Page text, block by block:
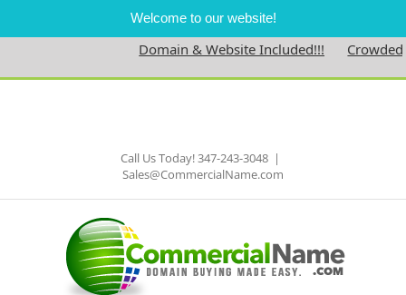
Welcome to our website!
Domain & Website Included!!!
Skip
Call Us Today! 347-243-3048 |
Sales@CommercialName.com